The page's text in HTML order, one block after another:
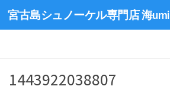
宮古島シュノーケル専門店 海umi
1443922038807